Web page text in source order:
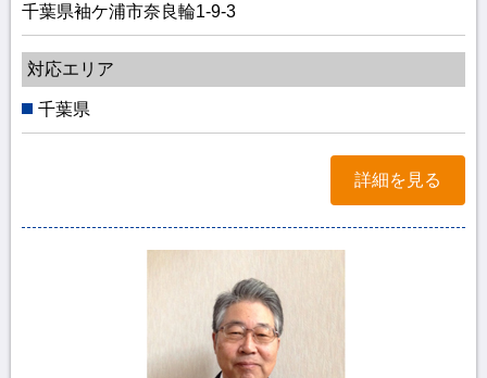
千葉県袖ケ浦市奈良輪1-9-3
対応エリア
千葉県
詳細を見る